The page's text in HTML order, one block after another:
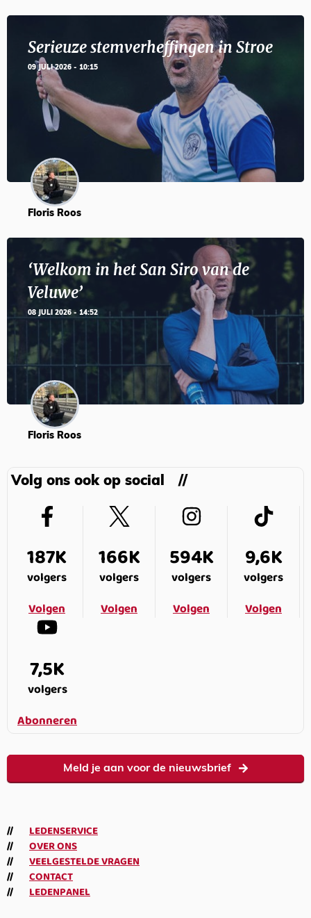
Serieuze stemverheffingen in Stroe
09 JULI 2026 - 10:15
Floris Roos
‘Welkom in het San Siro van de
Veluwe’
08 JULI 2026 - 14:52
Floris Roos
Volg ons ook op social
187K
volgers
Volgen
166K
volgers
Volgen
594K
volgers
Volgen
9,6K
volgers
Volgen
7,5K
volgers
Abonneren
Meld je aan voor de nieuwsbrief
LEDENSERVICE
OVER ONS
VEELGESTELDE VRAGEN
CONTACT
LEDENPANEL